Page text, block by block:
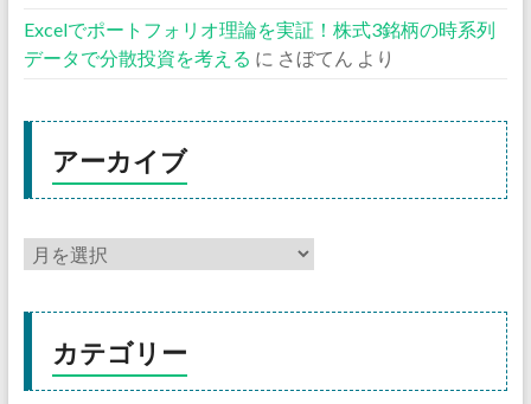
Excelでポートフォリオ理論を実証！株式3銘柄の時系列
データで分散投資を考える に さぼてん より
アーカイブ
カテゴリー